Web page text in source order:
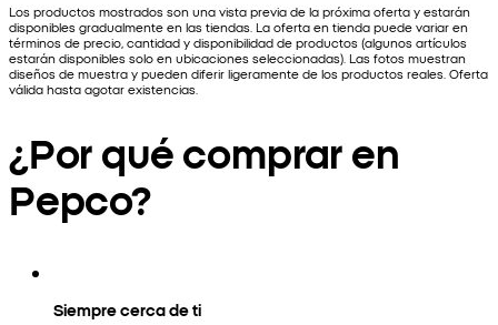
Los productos mostrados son una vista previa de la próxima oferta y estarán
disponibles gradualmente en las tiendas. La oferta en tienda puede variar en
términos de precio, cantidad y disponibilidad de productos (algunos artículos
estarán disponibles solo en ubicaciones seleccionadas). Las fotos muestran
diseños de muestra y pueden diferir ligeramente de los productos reales. Oferta
válida hasta agotar existencias.
¿Por qué comprar en
Pepco?
Siempre cerca de ti